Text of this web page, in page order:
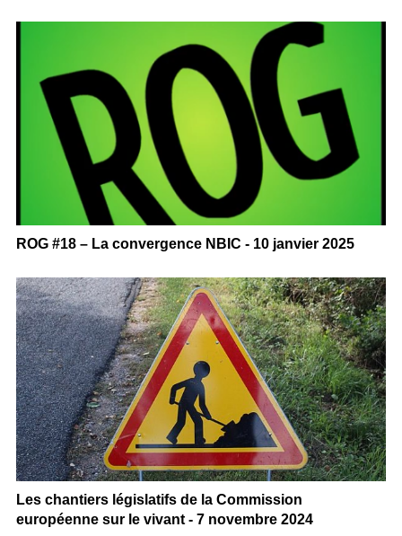
ROG #18 – La convergence NBIC - 10 janvier 2025
Les chantiers législatifs de la Commission
européenne sur le vivant - 7 novembre 2024